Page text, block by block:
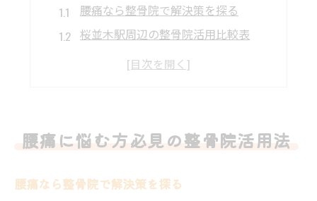
腰痛なら整骨院で解決策を探る
桜並木駅周辺の整骨院活用比較表
整骨院で腰痛が楽になる理由とは
桜並木駅周辺で選ぶ腰痛対策の整骨院
桜並木駅近くの整骨院比較早見表
腰痛対策ならどの整骨院がおすすめ？
腰痛に悩む方必見の整骨院活用法
腰痛なら整骨院で解決策を探る